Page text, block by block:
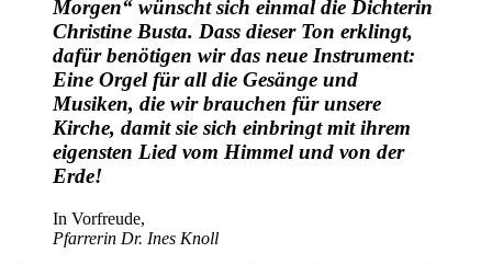
Morgen“ wünscht sich einmal die Dichterin
Christine Busta. Dass dieser Ton erklingt,
dafür benötigen wir das neue Instrument:
Eine Orgel für all die Gesänge und
Musiken, die wir brauchen für unsere
Kirche, damit sie sich einbringt mit ihrem
eigensten Lied vom Himmel und von der
Erde!
In Vorfreude,
Pfarrerin Dr. Ines Knoll